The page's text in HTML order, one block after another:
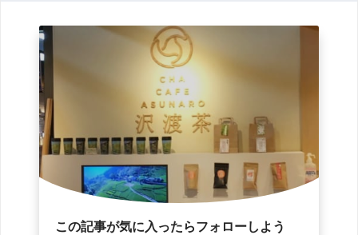
この記事が気に入ったらフォローしよう